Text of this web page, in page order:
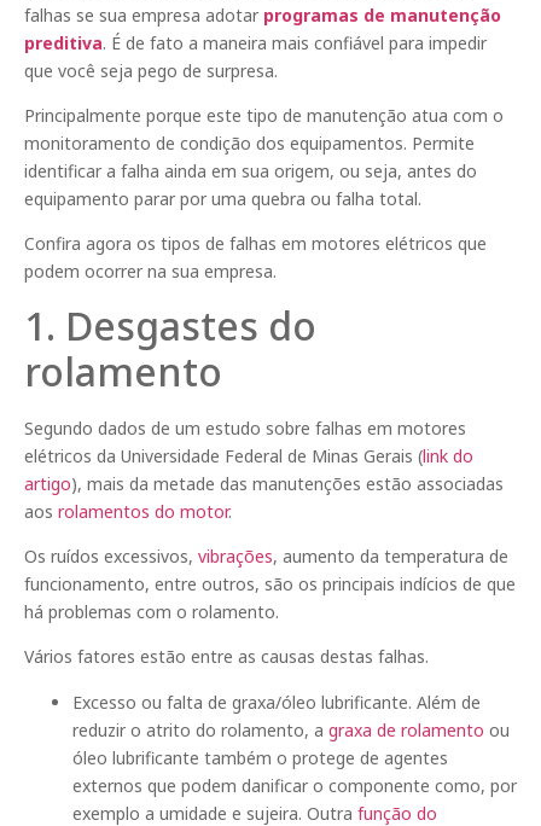
falhas se sua empresa adotar programas de manutenção
preditiva. É de fato a maneira mais confiável para impedir
que você seja pego de surpresa.
Principalmente porque este tipo de manutenção atua com o
monitoramento de condição dos equipamentos. Permite
identificar a falha ainda em sua origem, ou seja, antes do
equipamento parar por uma quebra ou falha total.
Confira agora os tipos de falhas em motores elétricos que
podem ocorrer na sua empresa.
1. Desgastes do
rolamento
Segundo dados de um estudo sobre falhas em motores
elétricos da Universidade Federal de Minas Gerais (link do
artigo), mais da metade das manutenções estão associadas
aos rolamentos do motor.
Os ruídos excessivos, vibrações, aumento da temperatura de
funcionamento, entre outros, são os principais indícios de que
há problemas com o rolamento.
Vários fatores estão entre as causas destas falhas.
Excesso ou falta de graxa/óleo lubrificante. Além de
reduzir o atrito do rolamento, a graxa de rolamento ou
óleo lubrificante também o protege de agentes
externos que podem danificar o componente como, por
exemplo a umidade e sujeira. Outra função do